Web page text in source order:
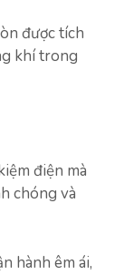
được tích
khí trong
điện mà
chóng và
hành êm ái,